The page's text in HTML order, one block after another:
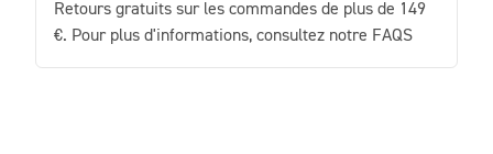
Retours gratuits sur les commandes de plus de 149
€. Pour plus d'informations, consultez notre FAQS